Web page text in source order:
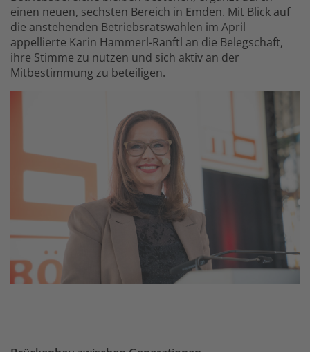
einen neuen, sechsten Bereich in Emden. Mit Blick auf
die anstehenden Betriebsratswahlen im April
appellierte Karin Hammerl-Ranftl an die Belegschaft,
ihre Stimme zu nutzen und sich aktiv an der
Mitbestimmung zu beteiligen.